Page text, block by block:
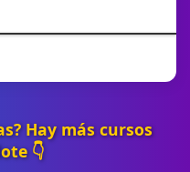
Hay más cursos
👇